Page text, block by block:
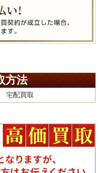
方法
宅配買取